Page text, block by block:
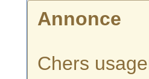
Annonce
Chers